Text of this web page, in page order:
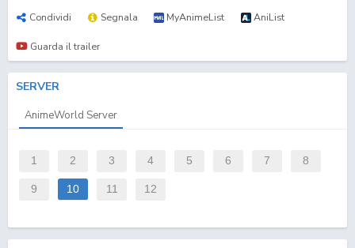
Condividi Segnala MyAnimeList AniList
Guarda il trailer
SERVER
AnimeWorld Server
1 2 3 4 5 6 7 8
9 10 11 12